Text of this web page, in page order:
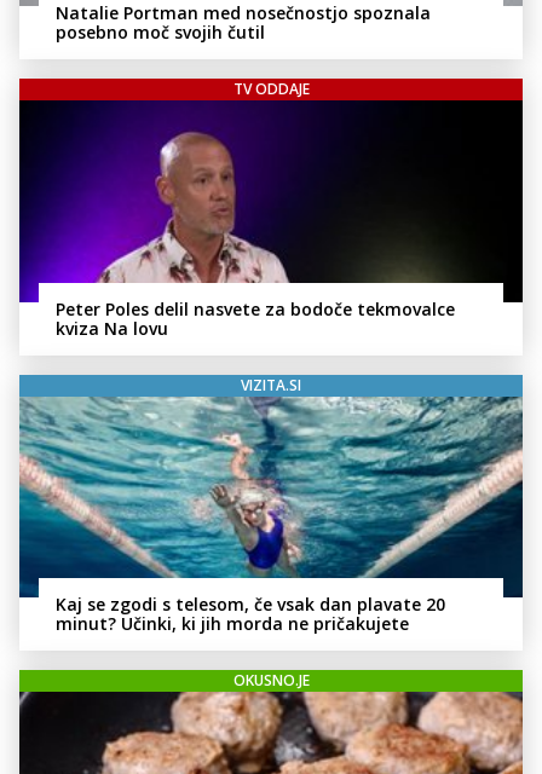
Natalie Portman med nosečnostjo spoznala
posebno moč svojih čutil
TV ODDAJE
Peter Poles delil nasvete za bodoče tekmovalce
kviza Na lovu
VIZITA.SI
Kaj se zgodi s telesom, če vsak dan plavate 20
minut? Učinki, ki jih morda ne pričakujete
OKUSNO.JE